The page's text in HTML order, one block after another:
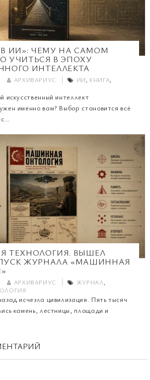
ИИ»: ЧЕМУ НА САМОМ
УЧИТЬСЯ В ЭПОХУ
ИНТЕЛЛЕКТА
АРХИВАРИУС ИИ, КНИГА,
искусственный интеллект
именно вам? Выбор становится всё
ТЕХНОЛОГИЯ. ВЫШЕЛ
ЖУРНАЛА «МАШИННАЯ
АРХИВАРИУС ЖУРНАЛ,
исчезла цивилизация. Пять тысяч
камень, лестницы, площади и